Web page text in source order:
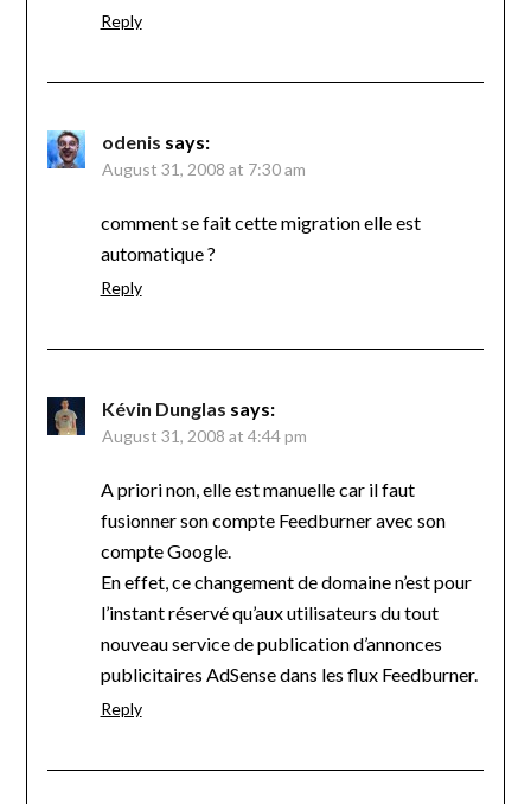
Reply
odenis says:
August 31, 2008 at 7:30 am
comment se fait cette migration elle est
automatique ?
Reply
Kévin Dunglas says:
August 31, 2008 at 4:44 pm
A priori non, elle est manuelle car il faut
fusionner son compte Feedburner avec son
compte Google.
En effet, ce changement de domaine n’est pour
l’instant réservé qu’aux utilisateurs du tout
nouveau service de publication d’annonces
publicitaires AdSense dans les flux Feedburner.
Reply